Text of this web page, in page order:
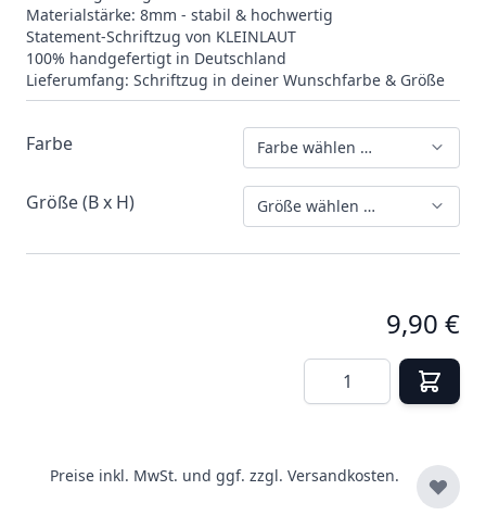
Materialstärke: 8mm - stabil & hochwertig
Statement-Schriftzug von KLEINLAUT
100% handgefertigt in Deutschland
Lieferumfang: Schriftzug in deiner Wunschfarbe & Größe
Farbe Farbe wählen …
Größe (B x H) Größe wählen …
9,90 €
Menge
Preise inkl. MwSt. und ggf. zzgl. Versandkosten.